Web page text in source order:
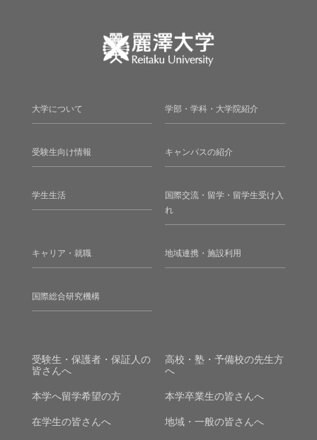
大学について 学部・学科・大学院紹介
受験生向け情報 キャンパスの紹介
学生生活
国際交流・留学・留学生受け入
れ
キャリア・就職 地域連携・施設利用
国際総合研究機構
受験生・保護者・保証人の
皆さんへ
高校・塾・予備校の先生方
へ
本学へ留学希望の方 本学卒業生の皆さんへ
在学生の皆さんへ 地域・一般の皆さんへ